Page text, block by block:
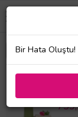
759,
Bir Hata Oluştu!